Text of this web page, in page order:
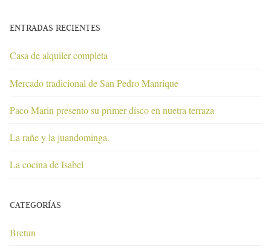
ENTRADAS RECIENTES
Casa de alquiler completa
Mercado tradicional de San Pedro Manrique
Paco Marin presento su primer disco en nuetra terraza
La rañe y la juandominga.
La cocina de Isabel
CATEGORÍAS
Bretun